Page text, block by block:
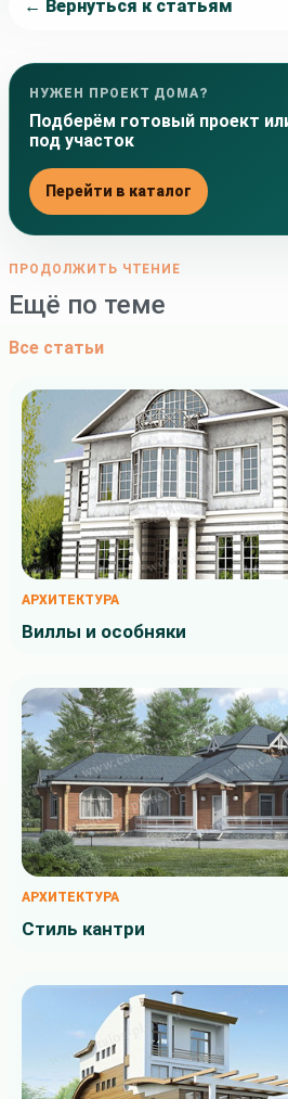
← Вернуться к статьям
НУЖЕН ПРОЕКТ ДОМА?
Подберём готовый проект
под участок
Перейти в каталог
ПРОДОЛЖИТЬ ЧТЕНИЕ
Ещё по теме
Все статьи
АРХИТЕКТУРА
Виллы и особняки
АРХИТЕКТУРА
Стиль кантри